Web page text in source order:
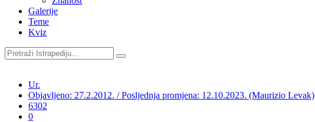
Galerije
Teme
Kviz
Ur.
Objavljeno: 27.2.2012. / Posljednja promjena: 12.10.2023. (Maurizio Levak)
6302
0